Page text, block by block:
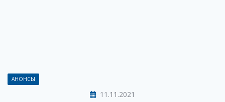
АНОНСЫ
11.11.2021